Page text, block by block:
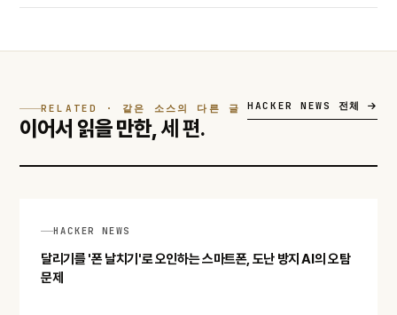
RELATED · 같은 소스의 다른 글
이어서 읽을 만한,세 편.
HACKER NEWS 전체
HACKER NEWS
달리기를 '폰 날치기'로 오인하는 스마트폰, 도난 방지 AI의 오탐
문제